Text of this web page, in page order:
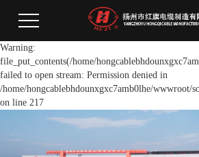
Warning:
file_put_contents(/home/
failed to open stream: Permission denied in
/home/hongcablebhdounxgxc7amb0lhe/wwwroot/
on line 217